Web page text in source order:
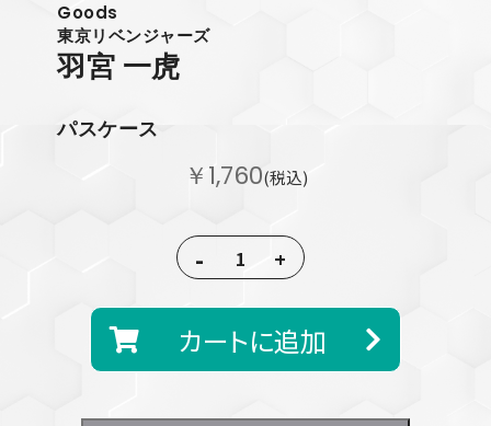
Goods
東京リベンジャーズ
羽宮 一虎
パスケース
￥1,760(税込)
- +
カートに追加